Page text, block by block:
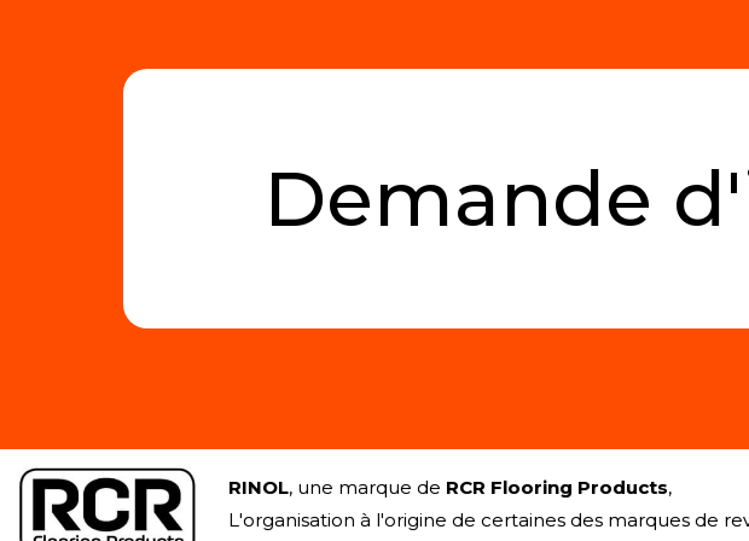
Demande
RINOL, une marque de RCR Flooring Products,
L'organisation à l'origine de certaines des marques de